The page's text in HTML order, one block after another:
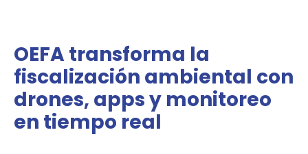
OEFA transforma la
fiscalización ambiental con
drones, apps y monitoreo
en tiempo real